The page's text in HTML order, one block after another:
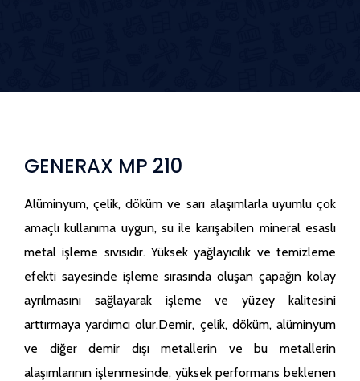
GENERAX MP 210
Alüminyum, çelik, döküm ve sarı alaşımlarla uyumlu çok
amaçlı kullanıma uygun, su ile karışabilen mineral esaslı
metal işleme sıvısıdır. Yüksek yağlayıcılık ve temizleme
efekti sayesinde işleme sırasında oluşan çapağın kolay
ayrılmasını sağlayarak işleme ve yüzey kalitesini
arttırmaya yardımcı olur.Demir, çelik, döküm, alüminyum
ve diğer demir dışı metallerin ve bu metallerin
alaşımlarının işlenmesinde, yüksek performans beklenen